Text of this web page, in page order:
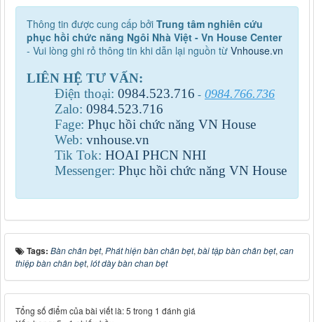
Thông tin được cung cấp bởi Trung tâm nghiên cứu
phục hồi chức năng Ngôi Nhà Việt - Vn House Center
- Vui lòng ghi rỏ thông tin khi dẫn lại nguồn từ Vnhouse.vn
LIÊN HỆ TƯ VẤN:
Điện thoại: 0984.523.716 - 0984.766.736
Zalo: 0984.523.716
Fage: Phục hồi chức năng VN House
Web: vnhouse.vn
Tik Tok: HOAI PHCN NHI
Messenger: Phục hồi chức năng VN House
Tags: Bàn chân bẹt, Phát hiện bàn chân bẹt, bài tập bàn chân bẹt, can
thiệp bàn chân bẹt, lót dày bàn chan bẹt
Tổng số điểm của bài viết là: 5 trong 1 đánh giá